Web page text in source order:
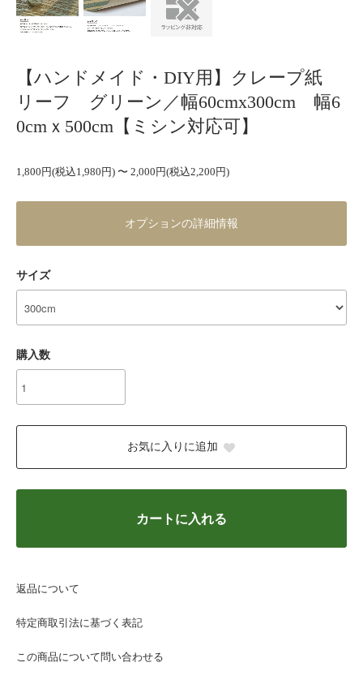
【ハンドメイド・DIY用】クレープ紙
リーフ グリーン／幅60cmx300cm 幅6
0cmｘ500cm【ミシン対応可】
1,800円(税込1,980円) 〜 2,000円(税込2,200円)
オプションの詳細情報
サイズ
購入数
お気に入りに追加
カートに入れる
返品について
特定商取引法に基づく表記
この商品について問い合わせる